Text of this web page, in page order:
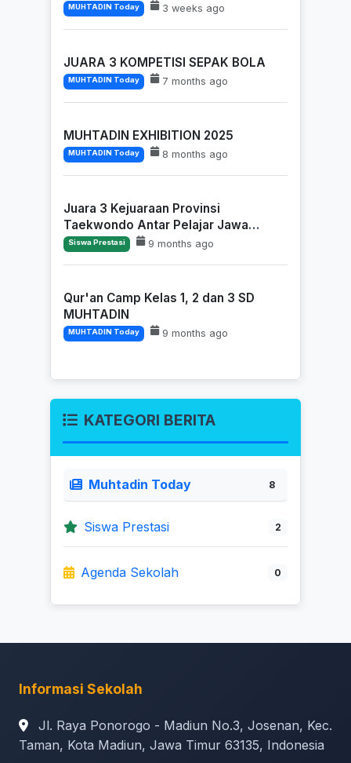
MUHTADIN Today 3 weeks ago
JUARA 3 KOMPETISI SEPAK BOLA
MUHTADIN Today 7 months ago
MUHTADIN EXHIBITION 2025
MUHTADIN Today 8 months ago
Juara 3 Kejuaraan Provinsi
Taekwondo Antar Pelajar Jawa
Timu...
Siswa Prestasi 9 months ago
Qur'an Camp Kelas 1, 2 dan 3 SD
MUHTADIN
MUHTADIN Today 9 months ago
KATEGORI BERITA
Muhtadin Today 8
Siswa Prestasi 2
Agenda Sekolah 0
Informasi Sekolah
Jl. Raya Ponorogo - Madiun No.3, Josenan, Kec.
Taman, Kota Madiun, Jawa Timur 63135, Indonesia